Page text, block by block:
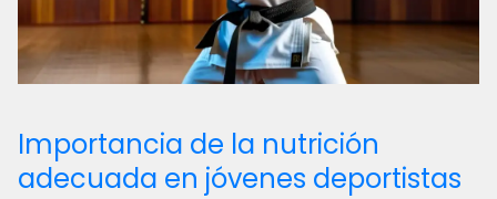
Importancia de la nutrición
adecuada en jóvenes deportistas